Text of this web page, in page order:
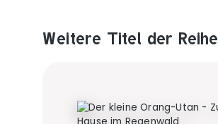
Produktgalerie überspringen
Weitere Titel der Reihe